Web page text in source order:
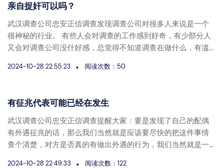
亲自捉奸可以吗？
武汉调查公司忠安正信调查发现调查公司对很多人来说是一个
很神秘的行业。 有些人会对调查的工作感到好奇，有少部分人
又会对调查公司没什好感，总觉得不知道调查在做什么，有滥...
2024-10-28 22:55:23 阅读次数：50
有征兆代表可能已经在发生
武汉调查公司忠安正信调查提醒大家：要是发现了自己的配偶
有外遇征兆的话，那么我们当然就是应该要尽快的把这件事情
查个清楚，对方是否真的有做出外遇的行为，我们当然就是一...
2024-10-28 22:49:33 阅读次数：122